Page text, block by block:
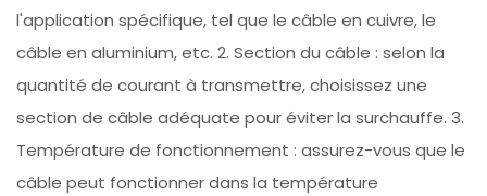
l'application spécifique, tel que le câble en cuivre, le
câble en aluminium, etc. 2. Section du câble : selon la
quantité de courant à transmettre, choisissez une
section de câble adéquate pour éviter la surchauffe. 3.
Température de fonctionnement : assurez-vous que le
câble peut fonctionner dans la température